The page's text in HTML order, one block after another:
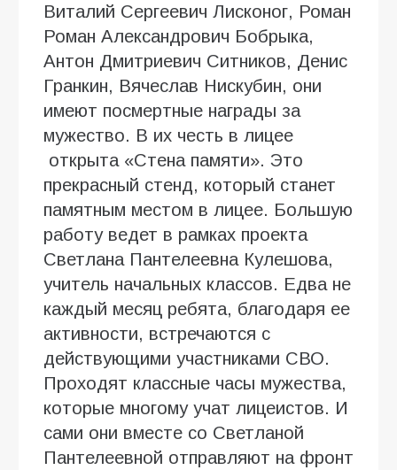
Виталий Сергеевич Лисконог, Роман
Роман Александрович Бобрыка,
Антон Дмитриевич Ситников, Денис
Гранкин, Вячеслав Нискубин, они
имеют посмертные награды за
мужество. В их честь в лицее
открыта «Стена памяти». Это
прекрасный стенд, который станет
памятным местом в лицее. Большую
работу ведет в рамках проекта
Светлана Пантелеевна Кулешова,
учитель начальных классов. Едва не
каждый месяц ребята, благодаря ее
активности, встречаются с
действующими участниками СВО.
Проходят классные часы мужества,
которые многому учат лицеистов. И
сами они вместе со Светланой
Пантелеевной отправляют на фронт